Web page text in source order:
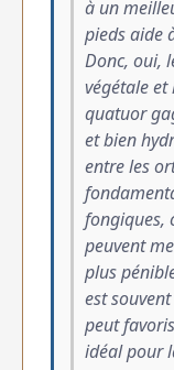
à un
pieds aide
Donc, oui,
végétale et
quatuor
et bien
entre les
fongiques,
peuvent
plus
est
peut
idéal pour